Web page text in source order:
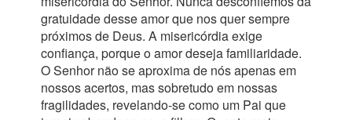
gratuidade desse amor que nos quer sempre
próximos de Deus. A misericórdia exige
confiança, porque o amor deseja familiaridade.
O Senhor não se aproxima de nós apenas em
nossos acertos, mas sobretudo em nossas
fragilidades, revelando-se como um Pai que